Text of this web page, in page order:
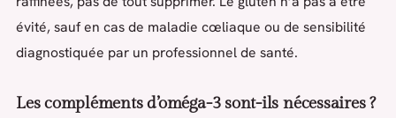
évité, sauf en cas de maladie cœliaque ou de sensibilité
diagnostiquée par un professionnel de santé.
Les compléments d’oméga-3 sont-ils nécessaires ?